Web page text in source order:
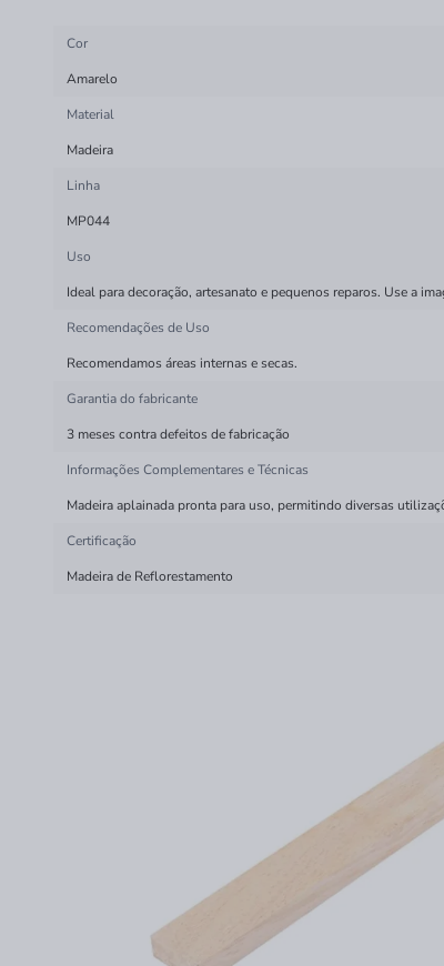
Cor
Amarelo
Material
Madeira
Linha
MP044
Uso
Ideal para decoração, artesanato e pequenos reparos. Use a
Recomendações de Uso
Recomendamos áreas internas e secas.
Garantia do fabricante
3 meses contra defeitos de fabricação
Informações Complementares e Técnicas
Madeira aplainada pronta para uso, permitindo diversas
Certificação
Madeira de Reflorestamento